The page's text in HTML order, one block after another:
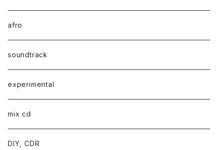
afro
soundtrack
experimental
mix cd
DIY, CDR